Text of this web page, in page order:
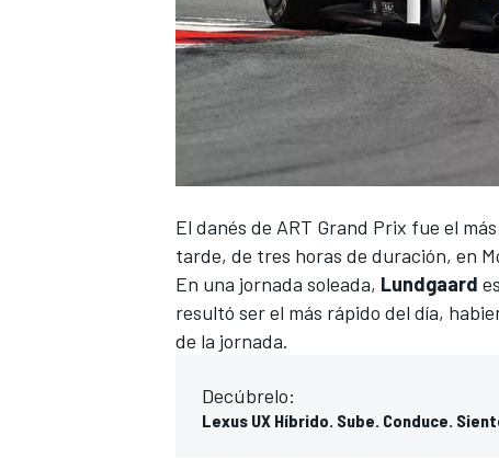
El danés de ART Grand Prix fue el
tarde, de tres horas de duración, en
En una jornada soleada, Lundgaard
resultó ser el más rápido del día,
de la jornada.
Decúbrelo:
Lexus UX Híbrido. Sube. Conduce.